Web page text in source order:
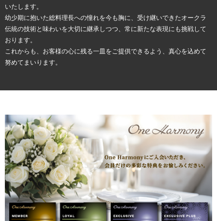
いたします。
幼少期に抱いた総料理長への憧れを今も胸に、受け継いできたオークラ
伝統の技術と味わいを大切に継承しつつ、常に新たな表現にも挑戦して
おります。
これからも、お客様の心に残る一皿をご提供できるよう、真心を込めて
努めてまいります。